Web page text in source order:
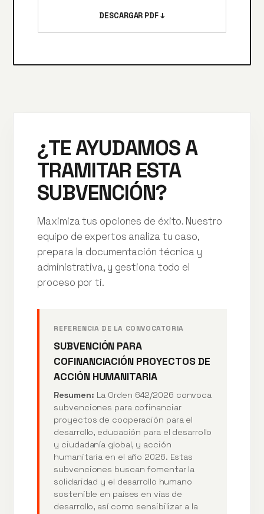
DESCARGAR PDF ↓
¿TE AYUDAMOS A
TRAMITAR ESTA
SUBVENCIÓN?
Maximiza tus opciones de éxito. Nuestro
equipo de expertos analiza tu caso,
prepara la documentación técnica y
administrativa, y gestiona todo el
proceso por ti.
REFERENCIA DE LA CONVOCATORIA
SUBVENCIÓN PARA
COFINANCIACIÓN PROYECTOS DE
ACCIÓN HUMANITARIA
Resumen: La Orden 642/2026 convoca
subvenciones para cofinanciar
proyectos de cooperación para el
desarrollo, educación para el desarrollo
y ciudadanía global, y acción
humanitaria en el año 2026. Estas
subvenciones buscan fomentar la
solidaridad y el desarrollo humano
sostenible en países en vías de
desarrollo, así como sensibilizar a la